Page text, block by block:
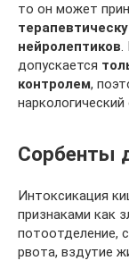
то он может
нейролептиков.
допускается
контролем,
Сорбенты
Интоксикация
признаками как
потоотделение,
рвота, вздутие